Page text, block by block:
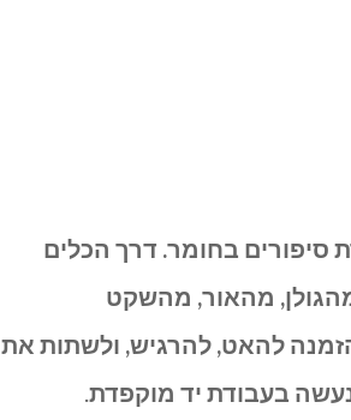
בחומר. דרך הכלים
מהאור, מהשקט
להאט, להרגיש, ולשתות את
בעבודת יד מוקפדת.